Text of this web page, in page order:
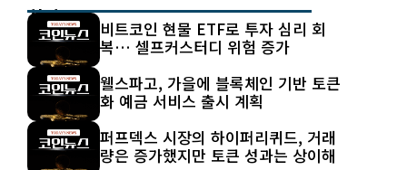
최신 글
비트코인 현물 ETF로 투자 심리 회
복… 셀프커스터디 위험 증가
웰스파고, 가을에 블록체인 기반 토큰
화 예금 서비스 출시 계획
퍼프덱스 시장의 하이퍼리퀴드, 거래
량은 증가했지만 토큰 성과는 상이해